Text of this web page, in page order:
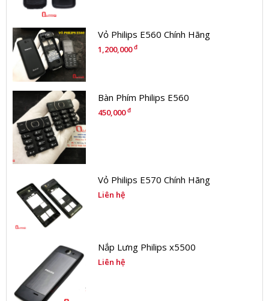
Vỏ Philips E560 Chính Hãng
1,200,000đ
Bàn Phím Philips E560
450,000đ
Vỏ Philips E570 Chính Hãng
Liên hệ
Nắp Lưng Philips x5500
Liên hệ